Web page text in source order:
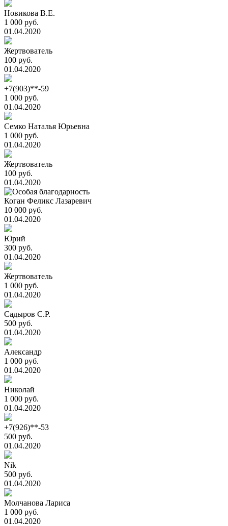
Новикова В.Е.
1 000 руб.
01.04.2020
Жертвователь
100 руб.
01.04.2020
+7(903)**-59
1 000 руб.
01.04.2020
Семко Наталья Юрьевна
1 000 руб.
01.04.2020
Жертвователь
100 руб.
01.04.2020
Коган Феликс Лазаревич
10 000 руб.
01.04.2020
Юрий
300 руб.
01.04.2020
Жертвователь
1 000 руб.
01.04.2020
Садыров С.Р.
500 руб.
01.04.2020
Александр
1 000 руб.
01.04.2020
Николай
1 000 руб.
01.04.2020
+7(926)**-53
500 руб.
01.04.2020
Nik
500 руб.
01.04.2020
Молчанова Лариса
1 000 руб.
01.04.2020